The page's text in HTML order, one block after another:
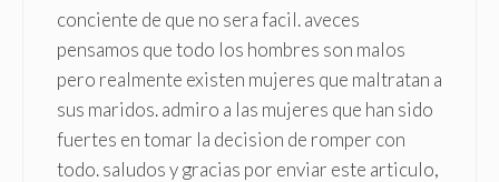
conciente de que no sera facil. aveces
pensamos que todo los hombres son malos
pero realmente existen mujeres que maltratan a
sus maridos. admiro a las mujeres que han sido
fuertes en tomar la decision de romper con
todo. saludos y gracias por enviar este articulo,